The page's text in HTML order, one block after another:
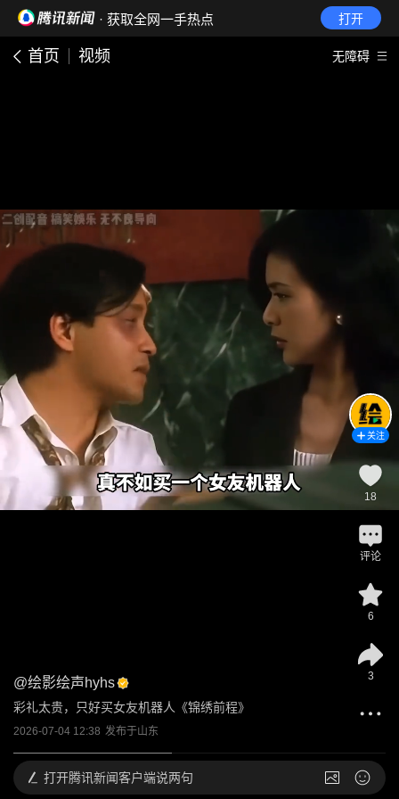
· 获取全网一手热点 打开
首页 视频 无障碍
@绘影绘声hyhs
彩礼太贵，只好买女友机器人《锦绣前程》
2026-07-04 12:38 发布于山东
关注
18
评论
6
3
打开腾讯新闻客户端说两句